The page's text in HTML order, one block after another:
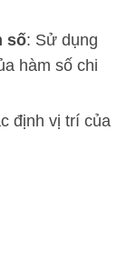
số: Sử dụng
hàm số chi
định vị trí của